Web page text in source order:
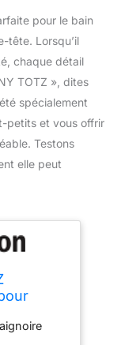
pour le bain
tête. Lorsqu’il
chaque détail
TOTZ », dites
spécialement
petits et vous offrir
Testons
elle peut